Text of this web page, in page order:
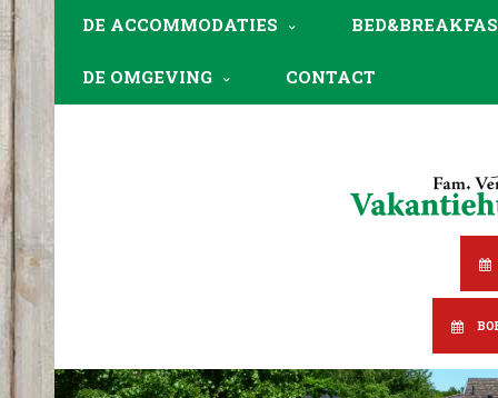
DE ACCOMMODATIES
DE OMGEVING CONTACT